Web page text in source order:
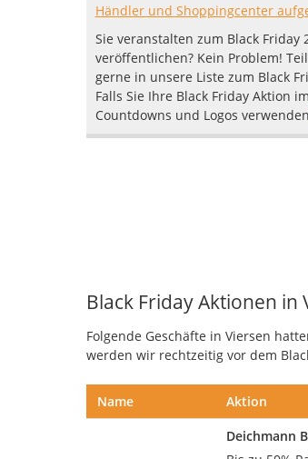
Händler und Shoppingcenter
Sie veranstalten zum Black
veröffentlichen? Kein Problem!
gerne in unsere Liste zum Black
Falls Sie Ihre Black Friday Aktion
Countdowns und Logos
Black Friday Aktionen in
Folgende Geschäfte in Viersen
werden wir rechtzeitig vor dem
Name Aktion
Deichmann